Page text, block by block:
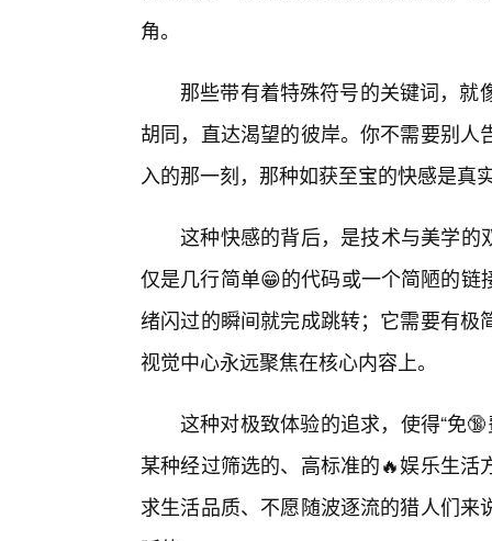
角。
那些带有着特殊符号的关键词，
胡同，直达渴望的彼岸。你不需要别
入的那一刻，那种如获至宝的快感是真
这种快感的背后，是技术与美学的
仅是几行简单😁的代码或一个简陋的
绪闪过的瞬间就完成跳转；它需要有
视觉中心永远聚焦在核心内容上。
这种对极致体验的追求，使得“免
某种经过筛选的、高标准的🔥娱乐生
求生活品质、不愿随波逐流的猎人们